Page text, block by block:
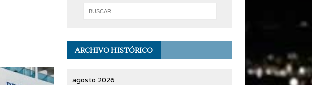
ARCHIVO HISTÓRICO
agosto 2026